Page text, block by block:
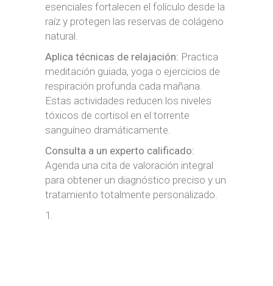
esenciales fortalecen el folículo desde la
raíz y protegen las reservas de colágeno
natural.
Aplica técnicas de relajación: Practica
meditación guiada, yoga o ejercicios de
respiración profunda cada mañana.
Estas actividades reducen los niveles
tóxicos de cortisol en el torrente
sanguíneo dramáticamente.
Consulta a un experto calificado:
Agenda una cita de valoración integral
para obtener un diagnóstico preciso y un
tratamiento totalmente personalizado.